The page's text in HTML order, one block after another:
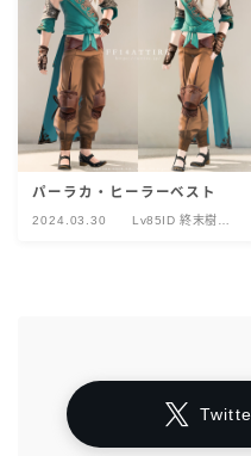
パーラカ・ヒーラーベスト
2024.03.30
Lv85ID 終末樹海